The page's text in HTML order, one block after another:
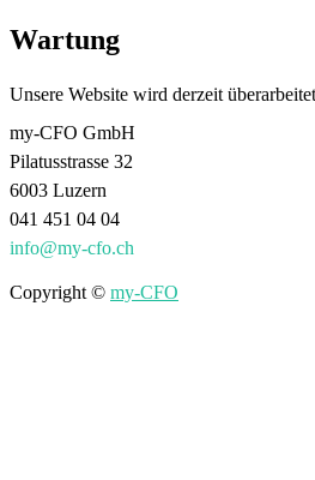
Wartung
Unsere Website wird derzeit
my-CFO GmbH
Pilatusstrasse 32
6003 Luzern
041 451 04 04
info@my-cfo.ch
Copyright © my-CFO